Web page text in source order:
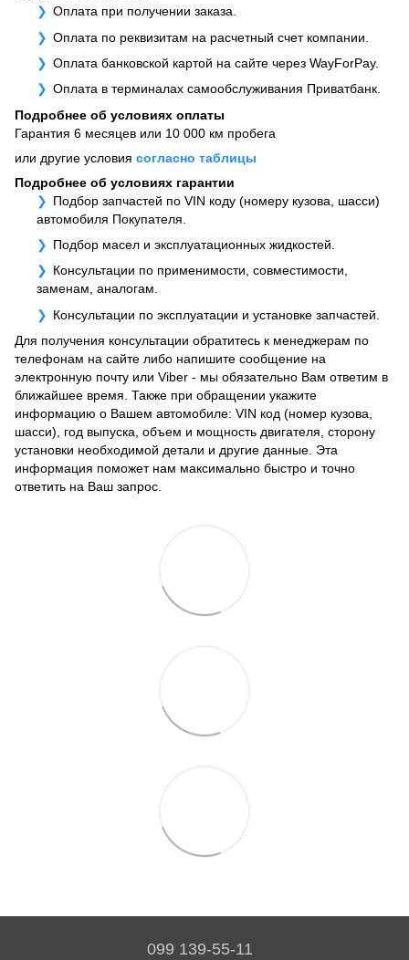
Оплата при получении заказа.
Оплата по реквизитам на расчетный счет компании.
Оплата банковской картой на сайте через WayForPay.
Оплата в терминалах самообслуживания Приватбанк.
Подробнее об условиях оплаты
Гарантия 6 месяцев или 10 000 км пробега
или другие условия согласно таблицы
Подробнее об условиях гарантии
Подбор запчастей по VIN коду (номеру кузова, шасси)
автомобиля Покупателя.
Подбор масел и эксплуатационных жидкостей.
Консультации по применимости, совместимости,
заменам, аналогам.
Консультации по эксплуатации и установке запчастей.
Для получения консультации обратитесь к менеджерам по
телефонам на сайте либо напишите сообщение на
электронную почту или Viber - мы обязательно Вам ответим в
ближайшее время. Также при обращении укажите
информацию о Вашем автомобиле: VIN код (номер кузова,
шасси), год выпуска, объем и мощность двигателя, сторону
установки необходимой детали и другие данные. Эта
информация поможет нам максимально быстро и точно
ответить на Ваш запрос.
099 139-55-11